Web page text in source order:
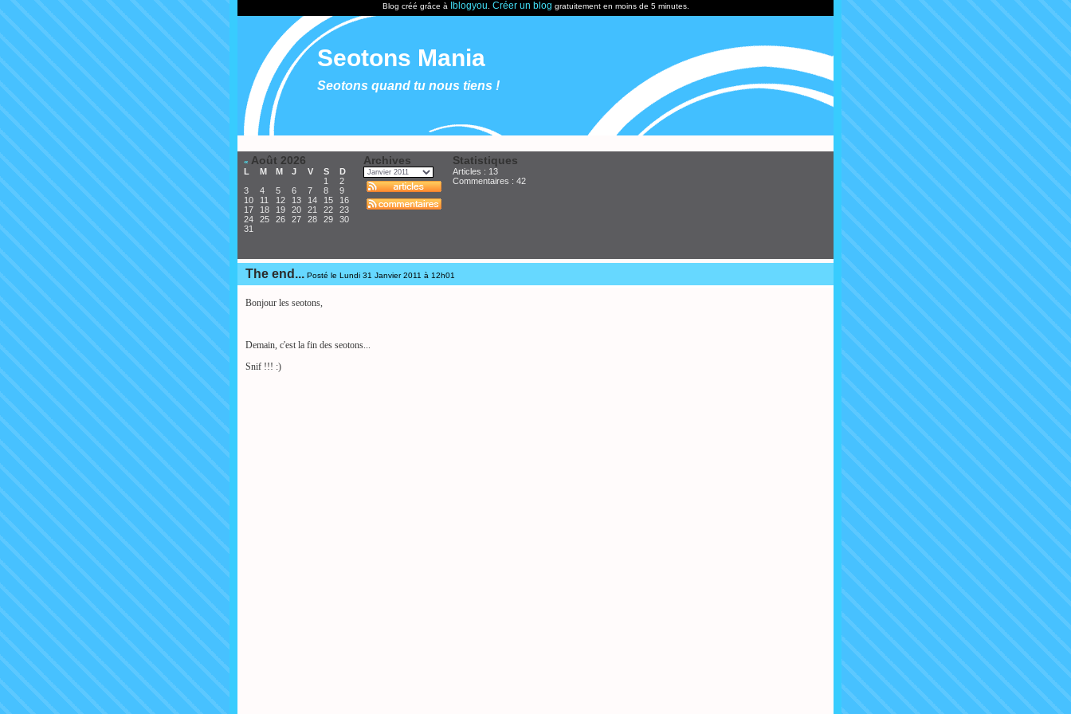
Blog créé grâce à Iblogyou Créer un blog gratuitement en moins de 5 minutes.
Seotons Mania
Seotons quand tu nous tiens !
« Août 2026
L M M J V S
D
1
2
3
4 5 6 7 8
9
10
11 12 13 14 15
16
17
18 19 20 21 22
23
24
25 26 27 28 29
30
31
Archives Statistiques
Articles : 13
Commentaires : 42
The end... Posté le Lundi 31 Janvier 2011 à 12h01
Bonjour les seotons,
Demain, c'est la fin des seotons...
Snif !!! :)